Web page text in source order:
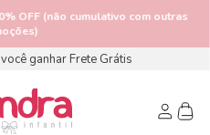
OFF (não cumulativo com outras
ganhar Frete Grátis